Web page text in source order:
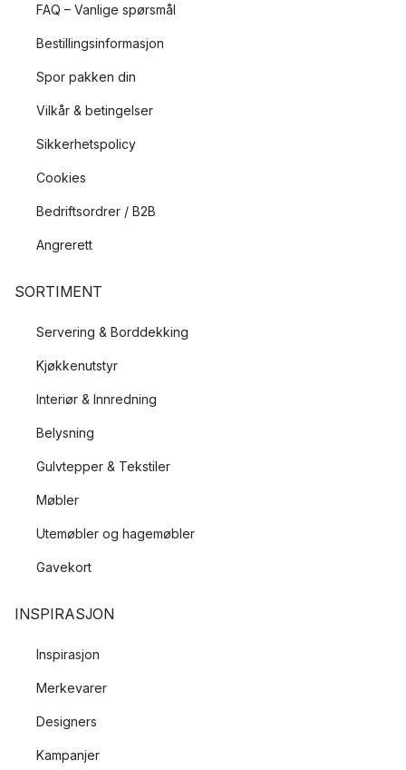
FAQ – Vanlige spørsmål
Bestillingsinformasjon
Spor pakken din
Vilkår & betingelser
Sikkerhetspolicy
Cookies
Bedriftsordrer / B2B
Angrerett
SORTIMENT
Servering & Borddekking
Kjøkkenutstyr
Interiør & Innredning
Belysning
Gulvtepper & Tekstiler
Møbler
Utemøbler og hagemøbler
Gavekort
INSPIRASJON
Inspirasjon
Merkevarer
Designers
Kampanjer